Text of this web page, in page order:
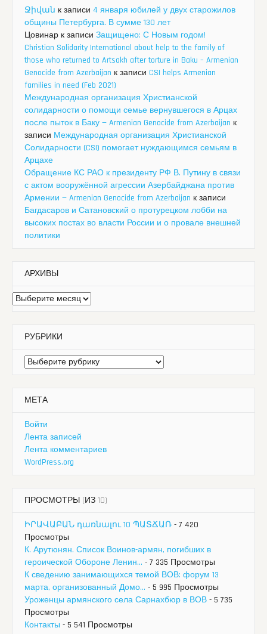
Ջիվան к записи 4 января юбилей у двух старожилов
общины Петербурга. В сумме 130 лет
Цовинар к записи Защищено: С Новым годом!
Christian Solidarity International about help to the family of
those who returned to Artsakh after torture in Baku – Armenian
Genocide from Azerbaijan к записи CSI helps Armenian
families in need (Feb 2021)
Международная организация Христианской
солидарности о помощи семье вернувшегося в Арцах
после пыток в Баку — Armenian Genocide from Azerbaijan к
записи Международная организация Христианской
Солидарности (CSI) помогает нуждающимся семьям в
Арцахе
Обращение КС РАО к президенту РФ В. Путину в связи
с актом вооружённой агрессии Азербайджана против
Армении — Armenian Genocide from Azerbaijan к записи
Багдасаров и Сатановский о протурецком лобби на
высоких постах во власти России и о провале внешней
политики
АРХИВЫ
Архивы
РУБРИКИ
Рубрики
МЕТА
Войти
Лента записей
Лента комментариев
WordPress.org
ПРОСМОТРЫ (ИЗ 10)
ԻՐԱՎԱԲԱՆ դառնալու 10 ՊԱՏՃԱՌ - 7 420
Просмотры
К. Арутюнян. Список Воинов-армян, погибших в
героической Обороне Ленин... - 7 335 Просмотры
К сведению занимающихся темой ВОВ: форум 13
марта, организованный Домо... - 5 995 Просмотры
Уроженцы армянского села Сарнахбюр в ВОВ - 5 735
Просмотры
Контакты - 5 541 Просмотры